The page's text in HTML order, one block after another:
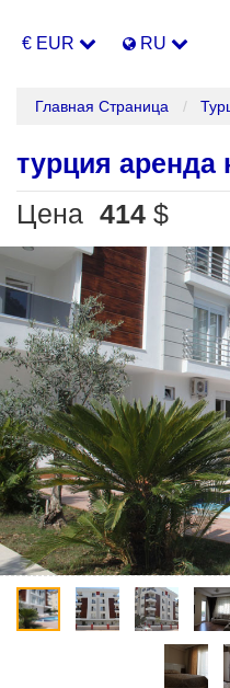
€ EUR RU
Главная Страница
турция аренда
Цена 414 $